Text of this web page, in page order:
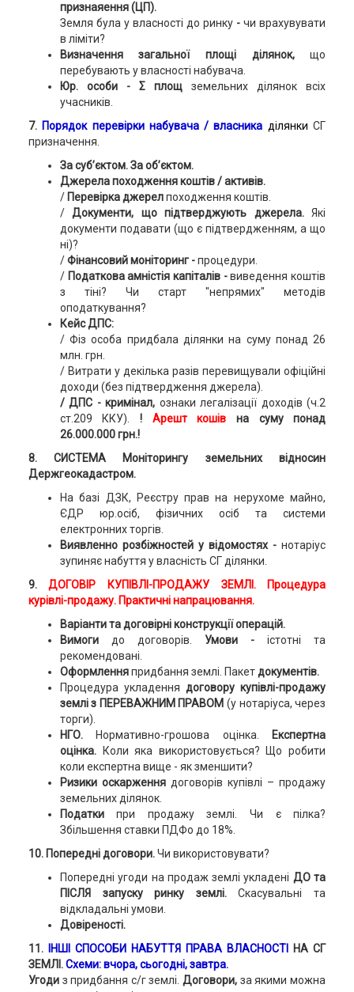
признаяення (ЦП).
Земля була у власності до ринку - чи врахувувати
в ліміти?
Визначення загальної площі ділянок,що
перебувають у власності набувача.
Юр. особи - Σ площземельних ділянок всіх
учасників.
7. Порядок перевірки набувача / власника ділянки СГ
призначення.
За суб’єктом. За об’єктом.
Джерела походження коштів / активів.
/ Перевірка джерелпоходження коштів.
/Документи, що підтверджують джерела.Які
документи подавати (що є підтвердженням, а що
ні)?
/Фінансовий моніторинг -процедури.
/ Податкова амністія капіталів -виведення коштів
з тіні? Чи старт "непрямих" методів
оподаткування?
Кейс ДПС:
/ Фіз особа придбала ділянки на суму понад 26
млн. грн.
/ Витрати у декілька разів перевищували офіційні
доходи (без підтвердження джерела).
/ ДПС - кримінал, ознаки легалізації доходів (ч.2
ст.209 ККУ).! Арешт кошів на суму понад
26.000.000 грн.!
8. СИСТЕМА Моніторингу земельних відносин
Держгеокадастром.
На базі ДЗК, Реєстру прав на нерухоме майно,
ЄДР юр.осіб, фізичних осіб та системи
електронних торгів.
Виявленно розбіжностей у відомостях -нотаріус
зупиняє набуття у власність СГ ділянки.
9.ДОГОВІР КУПІВЛІ-ПРОДАЖУ ЗЕМЛІ. Процедура
курівлі-продажу. Практичні напрацювання.
Варіанти та договірні конструкції операцій.
Вимоги до договорів. Умови -істотні та
рекомендовані.
Оформленняпридбання землі. Пакетдокументів.
Процедура укладеннядоговору купівлі-продажу
землі з ПЕРЕВАЖНИМ ПРАВОМ (у нотаріуса, через
торги).
НГО.
Нормативно-грошова оцінка.
Експертна
оцінка.
Коли яка використовується? Що робити
коли експертна вище - як зменшити?
Ризики оскарження договорів купівлі – продажу
земельних ділянок.
Податкипри продажу землі. Чи є пілка?
Збільшення ставки ПДФо до 18%.
10. Попередні договори.Чи використовувати?
Попередні угоди на продаж землі укладені ДО та
ПІСЛЯ запуску ринку землі.Скасувальні та
відкладальні умови.
Довіреності.
11.
ІНШІ СПОСОБИ НАБУТТЯ ПРАВА ВЛАСНОСТІ
НА СГ
ЗЕМЛІ.Схеми: вчора, сьогодні, завтра.
Угодиз придбання с/г землі.Договори, за якими можна